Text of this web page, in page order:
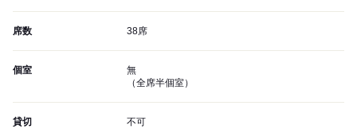
席数 38席
個室
無
（全席半個室）
貸切 不可